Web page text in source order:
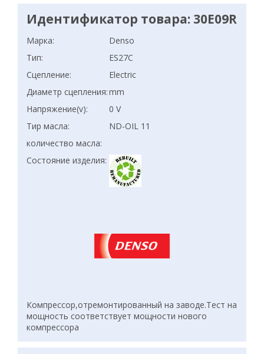
Идентификатор товара: 30E09R
Марка:
Denso
Тип:
ES27C
Сцепление:
Electric
Диаметр сцепления:mm
Напряжение(v):
0 V
Тир масла:
ND-OIL 11
количество масла:
Состояние изделия:
Компрессор,отремонтированный на заводе.Тест на
мощность соответствует мощности нового
компрессора